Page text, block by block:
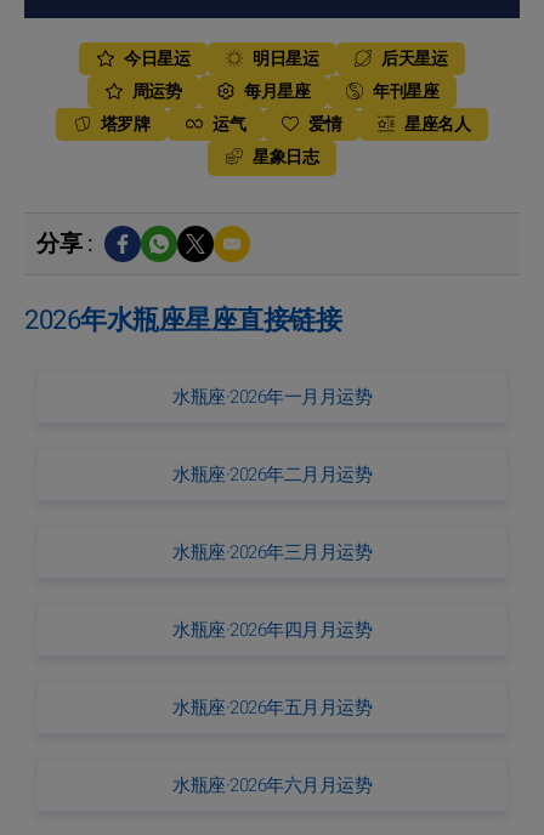
今日星运 明日星运
后天星运
周运势
每月星座
年刊星座
塔罗牌
运气 爱情
星座名人
星象日志
分享 :
2026年水瓶座星座直接链接
水瓶座·2026年一月月运势
水瓶座·2026年二月月运势
水瓶座·2026年三月月运势
水瓶座·2026年四月月运势
水瓶座·2026年五月月运势
水瓶座·2026年六月月运势